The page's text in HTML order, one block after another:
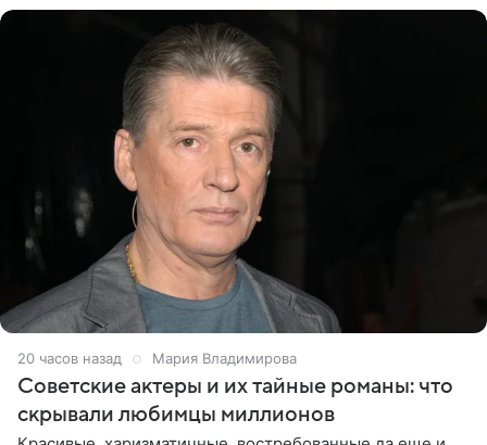
20 часов назад Мария Владимирова
Советские актеры и их тайные романы: что
скрывали любимцы миллионов